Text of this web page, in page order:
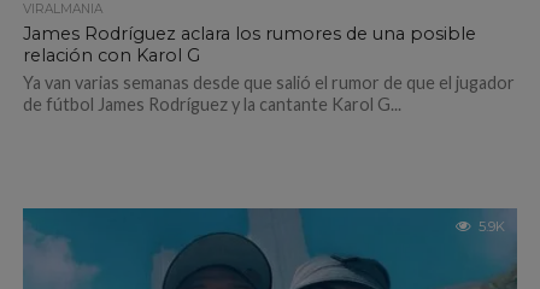
VIRALMANIA
James Rodríguez aclara los rumores de una posible
relación con Karol G
Ya van varias semanas desde que salió el rumor de que el jugador
de fútbol James Rodríguez y la cantante Karol G...
5.9K